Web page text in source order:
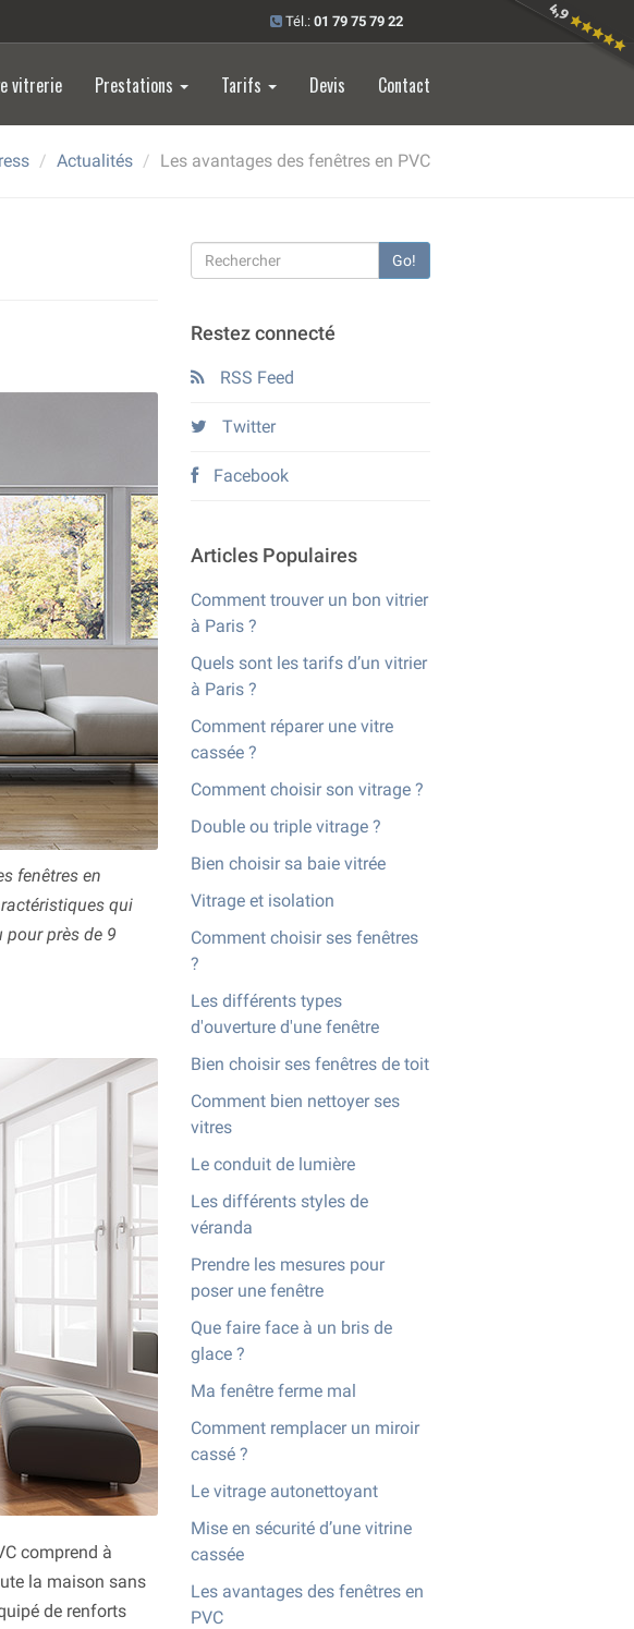
Tél.: 01 79 75 79 22
vitrerie Prestations Tarifs Devis Contact
Actualités Les avantages des fenêtres en PVC
fenêtres en
qui
près de 9
comprend à
la maison sans
de renforts
Go!
Restez connecté
RSS Feed
Twitter
Facebook
Articles Populaires
Comment trouver un bon vitrier
à Paris ?
Quels sont les tarifs d’un vitrier
à Paris ?
Comment réparer une vitre
cassée ?
Comment choisir son vitrage ?
Double ou triple vitrage ?
Bien choisir sa baie vitrée
Vitrage et isolation
Comment choisir ses fenêtres
?
Les différents types
d'ouverture d'une fenêtre
Bien choisir ses fenêtres de toit
Comment bien nettoyer ses
vitres
Le conduit de lumière
Les différents styles de
véranda
Prendre les mesures pour
poser une fenêtre
Que faire face à un bris de
glace ?
Ma fenêtre ferme mal
Comment remplacer un miroir
cassé ?
Le vitrage autonettoyant
Mise en sécurité d’une vitrine
cassée
Les avantages des fenêtres en
PVC